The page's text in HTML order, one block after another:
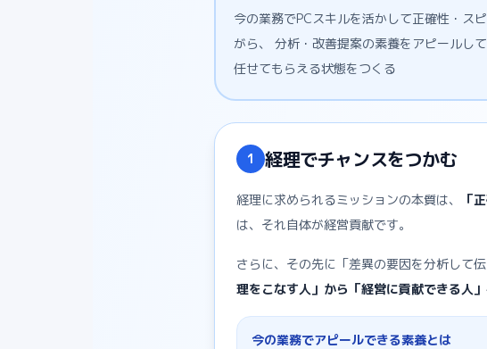
今の業務でPCスキルを活かして正確性・ス
がら、 分析・改善提案の素養をアピールし
任せてもらえる状態をつくる
1 経理でチャンスをつかむ
経理に求められるミッションの本質は、 「
は、それ自体が経営貢献です。
さらに、その先に「差異の要因を分析して
理をこなす人」から「経営に貢献できる人」
今の業務でアピールできる素養とは